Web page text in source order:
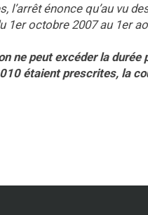
énonce qu’au vu
octobre 2007 au 1er
ne peut excéder la durée
étaient prescrites, la